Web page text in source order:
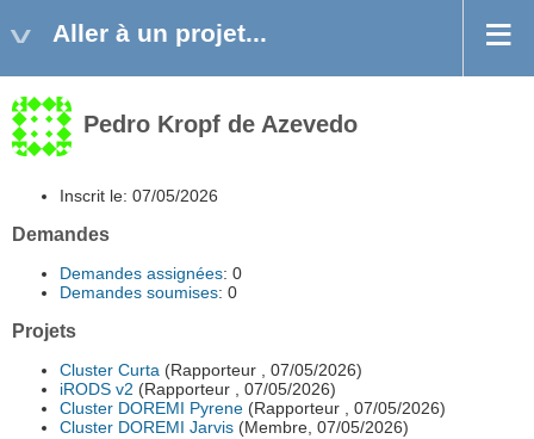
Aller à un projet...
Pedro Kropf de Azevedo
Inscrit le: 07/05/2026
Demandes
Demandes assignées: 0
Demandes soumises: 0
Projets
Cluster Curta (Rapporteur , 07/05/2026)
iRODS v2 (Rapporteur , 07/05/2026)
Cluster DOREMI Pyrene (Rapporteur , 07/05/2026)
Cluster DOREMI Jarvis (Membre, 07/05/2026)